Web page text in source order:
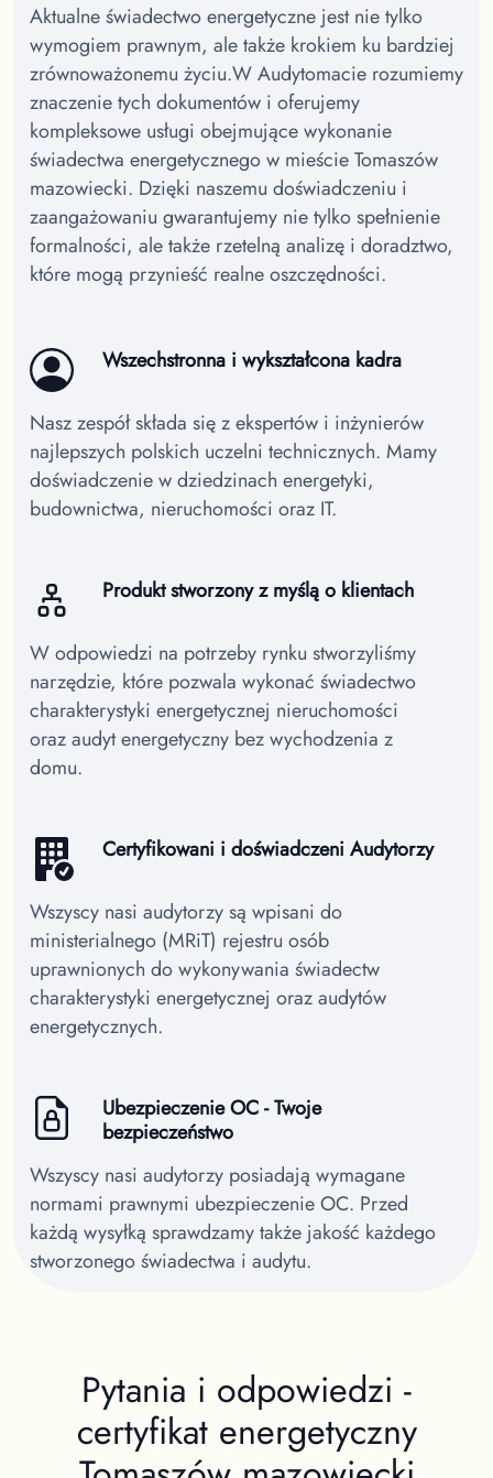
Aktualne świadectwo energetyczne jest nie tylko
wymogiem prawnym, ale także krokiem ku bardziej
zrównoważonemu życiu.W Audytomacie rozumiemy
znaczenie tych dokumentów i oferujemy
kompleksowe usługi obejmujące wykonanie
świadectwa energetycznego w mieście Tomaszów
mazowiecki. Dzięki naszemu doświadczeniu i
zaangażowaniu gwarantujemy nie tylko spełnienie
formalności, ale także rzetelną analizę i doradztwo,
które mogą przynieść realne oszczędności.
Wszechstronna i wykształcona kadra
Nasz zespół składa się z ekspertów i inżynierów
najlepszych polskich uczelni technicznych. Mamy
doświadczenie w dziedzinach energetyki,
budownictwa, nieruchomości oraz IT.
Produkt stworzony z myślą o klientach
W odpowiedzi na potrzeby rynku stworzyliśmy
narzędzie, które pozwala wykonać świadectwo
charakterystyki energetycznej nieruchomości
oraz audyt energetyczny bez wychodzenia z
domu.
Certyfikowani i doświadczeni Audytorzy
Wszyscy nasi audytorzy są wpisani do
ministerialnego (MRiT) rejestru osób
uprawnionych do wykonywania świadectw
charakterystyki energetycznej oraz audytów
energetycznych.
Ubezpieczenie OC - Twoje
bezpieczeństwo
Wszyscy nasi audytorzy posiadają wymagane
normami prawnymi ubezpieczenie OC. Przed
każdą wysyłką sprawdzamy także jakość każdego
stworzonego świadectwa i audytu.
Pytania i odpowiedzi -
certyfikat energetyczny